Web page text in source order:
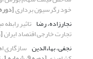
خود رگرسیون برداری[دوره 9، شماره 1، 1388، صفحه
نجارزاده، رضا تاثیر
تجارت خارجی اقتصاد ایران
نجفی، بهاءالدین سازگاری